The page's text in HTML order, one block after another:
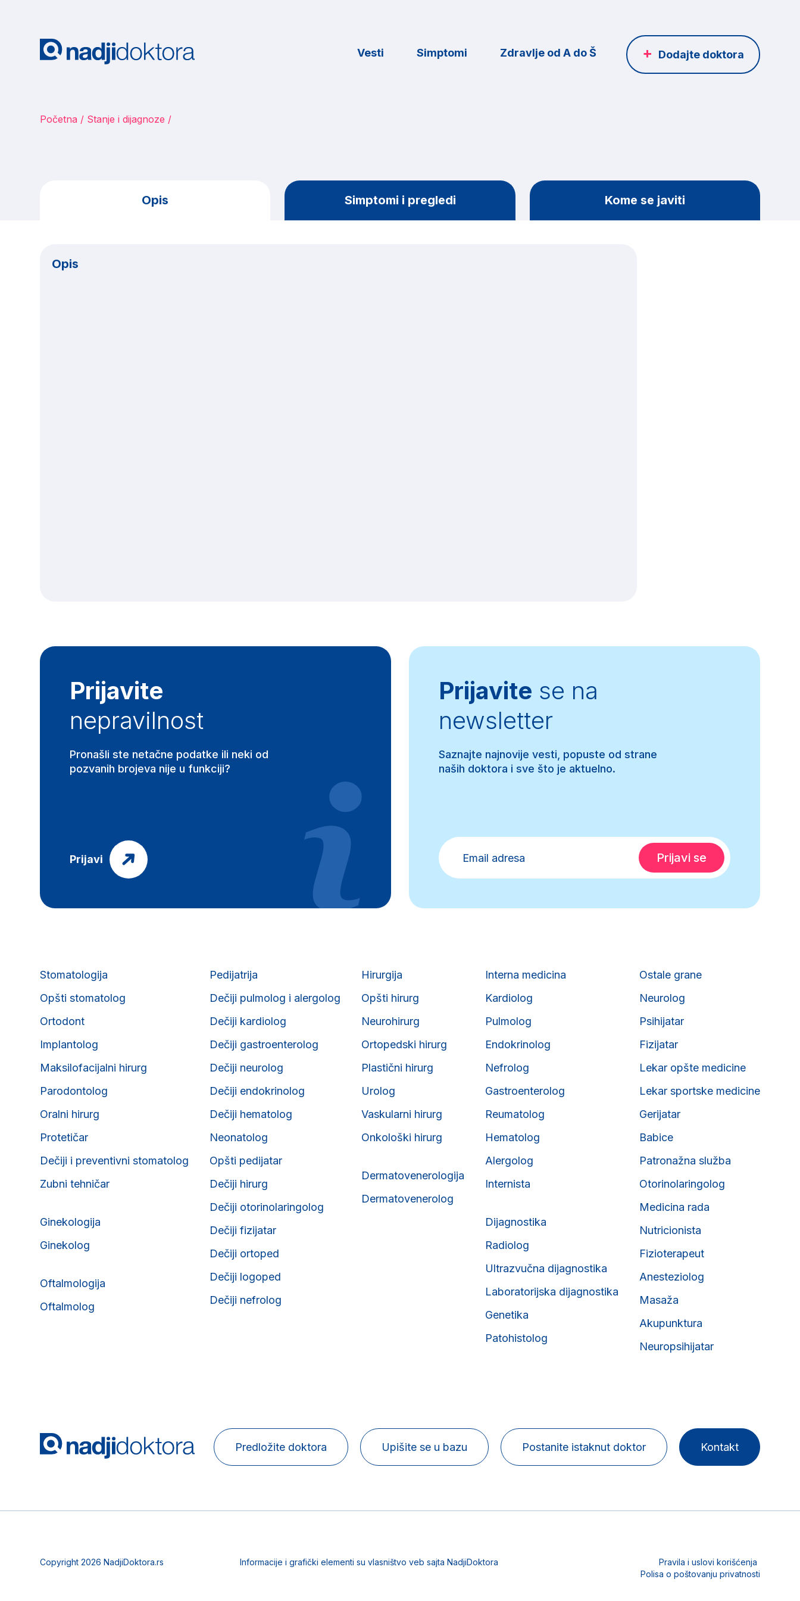
Vesti Simptomi Zdravlje od A do Š Dodajte doktora
Početna Stanje i dijagnoze
Opis Simptomi i pregledi Kome se javiti
Opis
Prijavite
nepravilnost
Pronašli ste netačne podatke ili neki od
pozvanih brojeva nije u funkciji?
Prijavi
Prijavite se na
newsletter
Saznajte najnovije vesti, popuste od strane
naših doktora i sve što je aktuelno.
Stomatologija
Opšti stomatolog
Ortodont
Implantolog
Maksilofacijalni hirurg
Parodontolog
Oralni hirurg
Protetičar
Dečiji i preventivni stomatolog
Zubni tehničar
Ginekologija
Ginekolog
Oftalmologija
Oftalmolog
Pedijatrija
Dečiji pulmolog i alergolog
Dečiji kardiolog
Dečiji gastroenterolog
Dečiji neurolog
Dečiji endokrinolog
Dečiji hematolog
Neonatolog
Opšti pedijatar
Dečiji hirurg
Dečiji otorinolaringolog
Dečiji fizijatar
Dečiji ortoped
Dečiji logoped
Dečiji nefrolog
Hirurgija
Opšti hirurg
Neurohirurg
Ortopedski hirurg
Plastični hirurg
Urolog
Vaskularni hirurg
Onkološki hirurg
Dermatovenerologija
Dermatovenerolog
Interna medicina
Kardiolog
Pulmolog
Endokrinolog
Nefrolog
Gastroenterolog
Reumatolog
Hematolog
Alergolog
Internista
Dijagnostika
Radiolog
Ultrazvučna dijagnostika
Laboratorijska dijagnostika
Genetika
Patohistolog
Ostale grane
Neurolog
Psihijatar
Fizijatar
Lekar opšte medicine
Lekar sportske medicine
Gerijatar
Babice
Patronažna služba
Otorinolaringolog
Medicina rada
Nutricionista
Fizioterapeut
Anesteziolog
Masaža
Akupunktura
Neuropsihijatar
Predložite doktora Upišite se u bazu Postanite istaknut doktor Kontakt
Copyright 2026 NadjiDoktora.rs Informacije i grafički elementi su vlasništvo veb sajta NadjiDoktora
Pravila i uslovi korišćenja
Polisa o poštovanju privatnosti